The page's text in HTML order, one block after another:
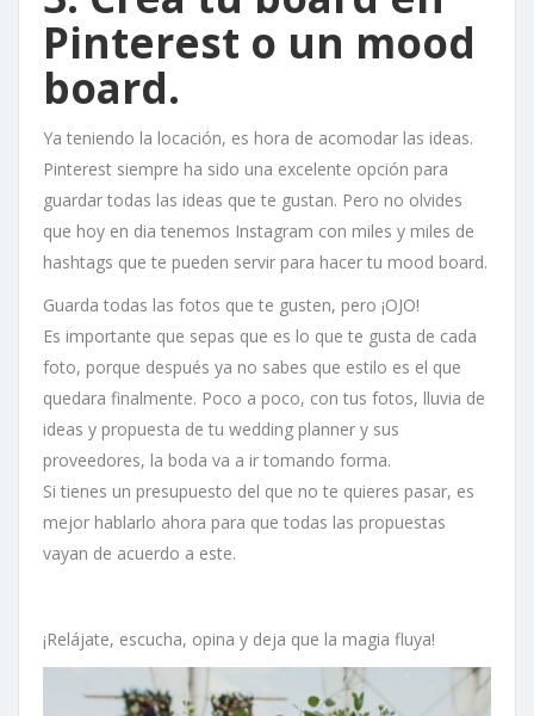
Pinterest o un mood
board.
Ya teniendo la locación, es hora de acomodar las ideas.
Pinterest siempre ha sido una excelente opción para
guardar todas las ideas que te gustan. Pero no olvides
que hoy en dia tenemos Instagram con miles y miles de
hashtags que te pueden servir para hacer tu mood board.
Guarda todas las fotos que te gusten, pero ¡OJO!
Es importante que sepas que es lo que te gusta de cada
foto, porque después ya no sabes que estilo es el que
quedara finalmente. Poco a poco, con tus fotos, lluvia de
ideas y propuesta de tu wedding planner y sus
proveedores, la boda va a ir tomando forma.
Si tienes un presupuesto del que no te quieres pasar, es
mejor hablarlo ahora para que todas las propuestas
vayan de acuerdo a este.
¡Relájate, escucha, opina y deja que la magia fluya!